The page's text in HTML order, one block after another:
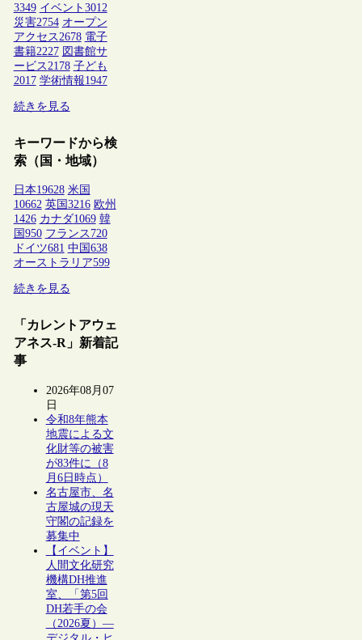
3349 イベント 3012
災害2754 オープン
アクセス 2678 電子
書籍2227 図書館サ
ービス 2178 子ども
2017 学術情報1947
続きを見る
キーワードから検
索（国・地域）
日本19628 米国
10662 英国 3216 欧州
1426 カナダ1069 韓
国 950 フランス 720
ドイツ681 中国 638
オーストラリア599
続きを見る
「カレントアウェ
アネス-R」新着記
事
2026年08月07
日
令和8年熊本
地震による文
化財等の被害
が83件に（8
月6日時点）
名古屋市、名
古屋城の現天
守閣の記録を
募集中
【イベント】
人間文化研究
機構DH推進
室、「第5回
DH若手の会
（2026夏）―